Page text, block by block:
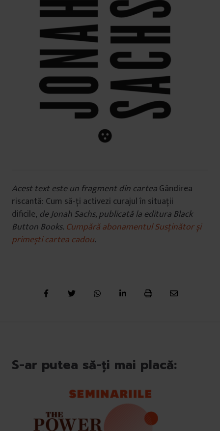
Acest text este un fragment din carteaGândirea
riscantă: Cum să-ți activezi curajul în situații
dificile, de Jonah Sachs, publicată la editura Black
Button Books. Cumpără abonamentul Susținător și
primești cartea cadou.
S-ar putea să-ți mai placă: